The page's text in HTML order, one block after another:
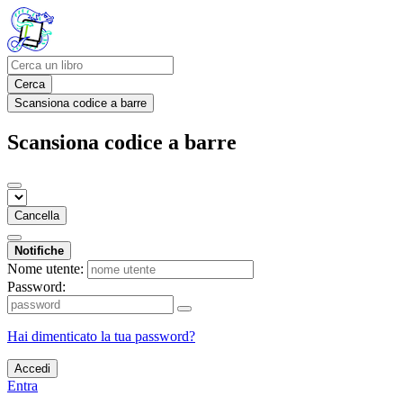
Cerca
Scansiona codice a barre
Scansiona codice a barre
Cancella
Notifiche
Nome utente:
Password:
Hai dimenticato la tua password?
Accedi
Entra